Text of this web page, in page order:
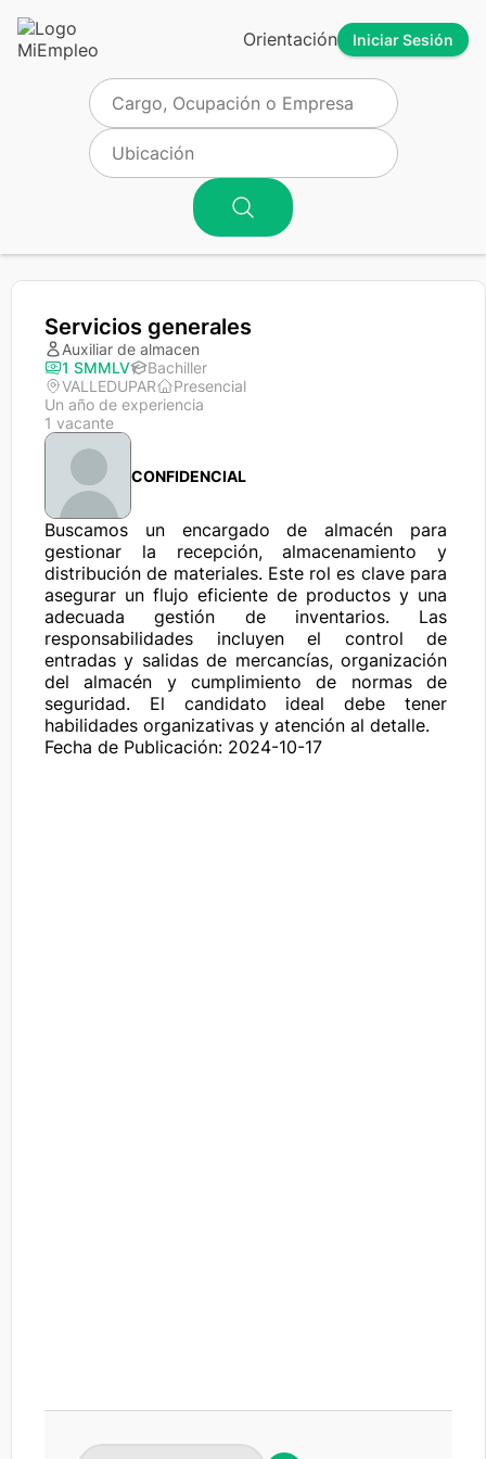
Orientación Iniciar Sesión
Servicios generales
Auxiliar de almacen
1 SMMLV
Bachiller
VALLEDUPAR
Presencial
Un año de experiencia
1 vacante
CONFIDENCIAL
Buscamos un encargado de almacén para
gestionar la recepción, almacenamiento y
distribución de materiales. Este rol es clave para
asegurar un flujo eficiente de productos y una
adecuada gestión de inventarios. Las
responsabilidades incluyen el control de
entradas y salidas de mercancías, organización
del almacén y cumplimiento de normas de
seguridad. El candidato ideal debe tener
habilidades organizativas y atención al detalle.
Fecha de Publicación: 2024-10-17